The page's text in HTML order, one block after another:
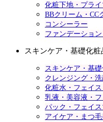
化粧下地・プライ
BBクリーム・CC
コンシーラー
ファンデーショ
スキンケア・基礎化粧
スキンケア・基
クレンジング・
化粧水・フェイ
乳液・美容液・
パック・フェイス
アイケア・まつ